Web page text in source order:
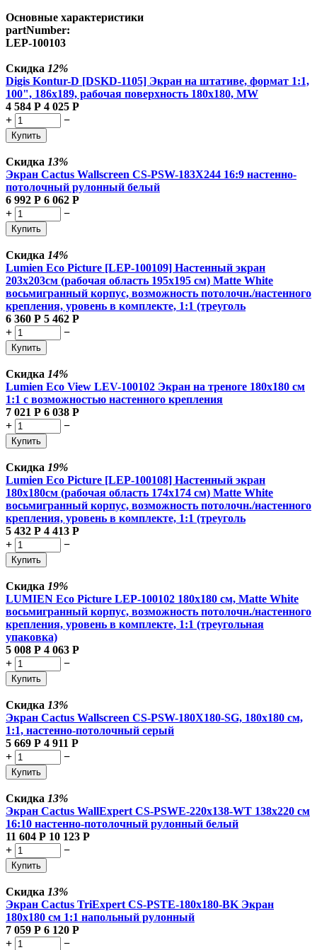
Основные характеристики
partNumber:
LEP-100103
Скидка 12%
Digis Kontur-D [DSKD-1105] Экран на штативе, формат 1:1,
100", 186x189, рабочая поверхность 180x180, MW
4 584 Р 4 025 Р
+
−
Купить
Скидка 13%
Экран Cactus Wallscreen CS-PSW-183X244 16:9 настенно-
потолочный рулонный белый
6 992 Р 6 062 Р
+
−
Купить
Скидка 14%
Lumien Eco Picture [LEP-100109] Настенный экран
203х203см (рабочая область 195х195 см) Matte White
восьмигранный корпус, возможность потолочн./настенного
крепления, уровень в комплекте, 1:1 (треуголь
6 360 Р 5 462 Р
+
−
Купить
Скидка 14%
Lumien Eco View LEV-100102 Экран на треноге 180x180 см
1:1 с возможностью настенного крепления
7 021 Р 6 038 Р
+
−
Купить
Скидка 19%
Lumien Eco Picture [LEP-100108] Настенный экран
180х180см (рабочая область 174х174 см) Matte White
восьмигранный корпус, возможность потолочн./настенного
крепления, уровень в комплекте, 1:1 (треуголь
5 432 Р 4 413 Р
+
−
Купить
Скидка 19%
LUMIEN Eco Picture LEP-100102 180х180 см, Matte White
восьмигранный корпус, возможность потолочн./настенного
крепления, уровень в комплекте, 1:1 (треугольная
упаковка)
5 008 Р 4 063 Р
+
−
Купить
Скидка 13%
Экран Cactus Wallscreen CS-PSW-180X180-SG, 180х180 см,
1:1, настенно-потолочный серый
5 669 Р 4 911 Р
+
−
Купить
Скидка 13%
Экран Cactus WallExpert CS-PSWE-220x138-WT 138x220 см
16:10 настенно-потолочный рулонный белый
11 604 Р 10 123 Р
+
−
Купить
Скидка 13%
Экран Cactus TriExpert CS-PSTE-180x180-BK Экран
180x180 см 1:1 напольный рулонный
7 059 Р 6 120 Р
+
−